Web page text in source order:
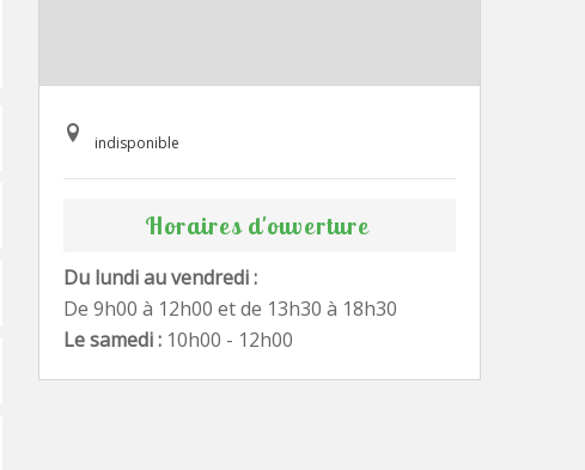
indisponible
Horaires d'ouverture
Du lundi au vendredi :
De 9h00 à 12h00 et de 13h30 à 18h30
Le samedi : 10h00 - 12h00